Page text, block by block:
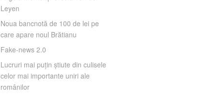
Leyen
Noua bancnotă de 100 de lei pe
care apare noul Brătianu
Fake-news 2.0
Lucruri mai puţin ştiute din culisele
celor mai importante uniri ale
românilor